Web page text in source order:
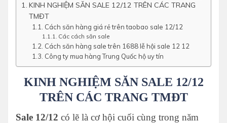
KINH NGHIỆM SĂN SALE 12/12 TRÊN CÁC TRANG
TMĐT
Cách săn hàng giá rẻ trên taobao sale 12/12
Các cách săn sale
Cách săn hàng sale trên 1688 lễ hội sale 12 12
Công ty mua hàng Trung Quốc hộ uy tín
KINH NGHIỆM SĂN SALE 12/12
TRÊN CÁC TRANG TMĐT
Sale 12/12 có lẽ là cơ hội cuối cùng trong năm